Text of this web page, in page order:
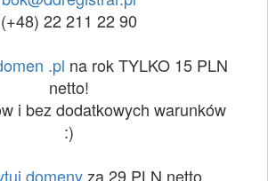
(+48) 22 211 22 90
.pl na rok TYLKO 15 PLN
netto!
i bez dodatkowych warunków
:)
domenyza 29 PLN netto